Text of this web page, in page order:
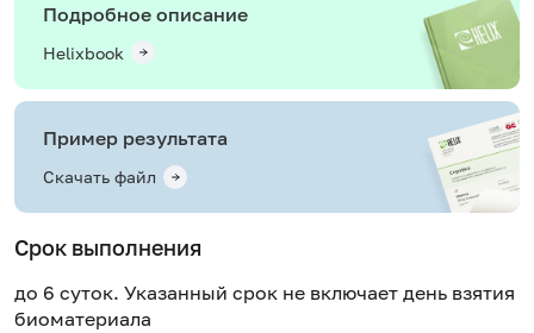
Подробное описание
Helixbook
Пример результата
Скачать файл
Срок выполнения
до 6 суток. Указанный срок не включает день взятия
биоматериала